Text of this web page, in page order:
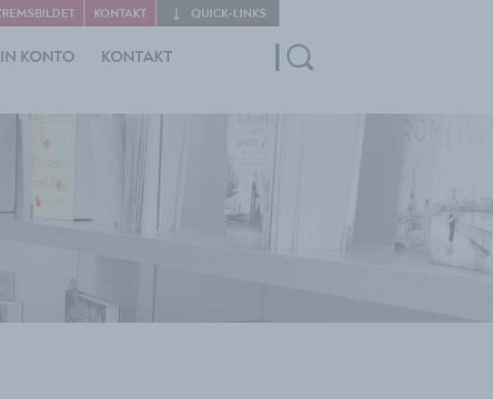
KONTO KONTAKT
KONTAKT QUICK‑LINKS